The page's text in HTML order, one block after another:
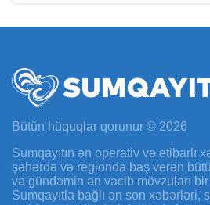
Bütün hüquqlar qorunur © 2026
Sumqayıtın ən operativ və etibarlı
şəhərdə və regionda baş verən
və gündəmin ən vacib mövzuları
Sumqayıtla bağlı ən son xəbərləri,